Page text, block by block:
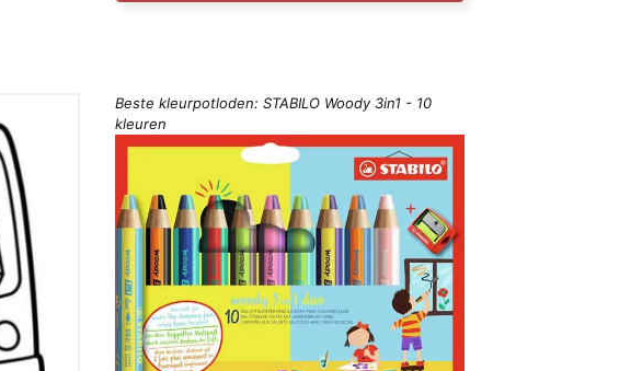
Beste kleurpotloden: STABILO Woody 3in1 - 10
kleuren